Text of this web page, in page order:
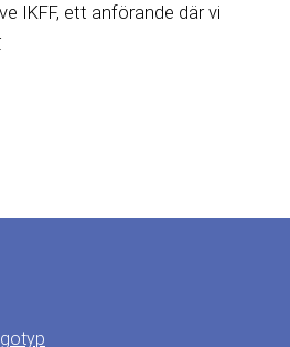
IKFF, ett anförande där vi